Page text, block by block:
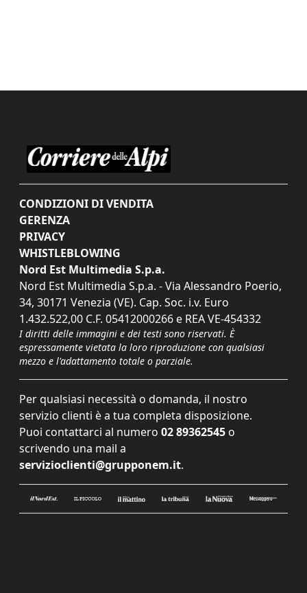
CONDIZIONI DI VENDITA
GERENZA
PRIVACY
WHISTLEBLOWING
Nord Est Multimedia S.p.a.
Nord Est Multimedia S.p.a. - Via Alessandro Poerio,
34, 30171 Venezia (VE). Cap. Soc. i.v. Euro
1.432.522,00 C.F. 05412000266 e REA VE-454332
I diritti delle immagini e dei testi sono riservati. È
espressamente vietata la loro riproduzione con qualsiasi
mezzo e l'adattamento totale o parziale.
Per qualsiasi necessità o domanda, il nostro
servizio clienti è a tua completa disposizione.
Puoi contattarci al numero 02 89362545 o
scrivendo una mail a
servizioclienti@grupponem.it.